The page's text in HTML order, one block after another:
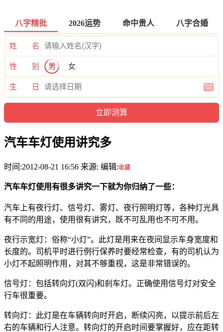
八字精批 2026运势 命中贵人 八字合婚
姓 名
性 别 男 女
生 日
汽车车灯使用讲究多
时间:2012-08-21 16:56 来源: 编辑:收藏
汽车车灯使用有很多讲究一下就为你归纳了一些：
汽车上有夜行灯、信号灯、雾灯、夜行照明灯等，各种灯光具
有不同的用途，使用很有讲究，既不可乱用也不可不用。
夜行示宽灯：俗称“小灯”。此灯是用来在夜间显示车身宽度和
长度的。司机平时进行例行保养时要经常检查，有的司机认为
小灯不起照明作用，对其不够重视，这是非常错误的。
信号灯：包括转向灯(双闪)和刹车灯。正确使用信号灯对安全
行车很重要。
转向灯：此灯是在车辆转向时开启，断续闪亮，以提示前后左
右的车辆和行人注意。转向灯的开启时间要掌握好，应在距转